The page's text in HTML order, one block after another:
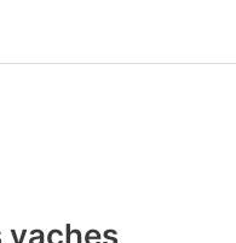
vaches